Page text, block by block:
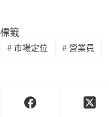
標籤
#市場定位 #營業員